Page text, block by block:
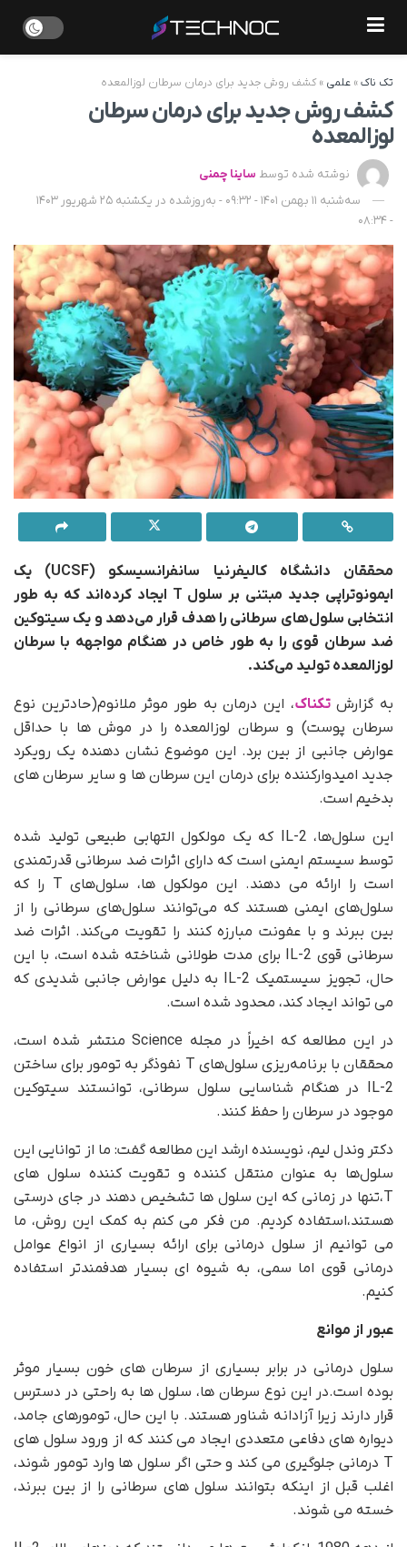
تک ناک» علمی »کشف روش جدید برای درمان سرطان لوزالمعده
کشف روش جدید برای درمان سرطان
لوزالمعده
نوشته شده توسط ساینا چمنی
سه‌شنبه 11 بهمن 1401 - 09:32 - به‌روزشده در یکشنبه 25 شهریور 1403
- 08:34
محققان دانشگاه کالیفرنیا سانفرانسیسکو (UCSF) یک
ایمونوتراپی جدید مبتنی بر سلول T ایجاد کرده‌اند که به طور
انتخابی سلول‌های سرطانی را هدف قرار می‌دهد و یک سیتوکین
ضد سرطان قوی را به طور خاص در هنگام مواجهه با سرطان
لوزالمعده تولید می‌کند.
به گزارشتکناک، این درمان به طور موثر ملانوم(حادترین نوع
سرطان پوست) و سرطان لوزالمعده را در موش ها با حداقل
عوارض جانبی از بین برد. این موضوع نشان دهنده یک رویکرد
جدید امیدوارکننده برای درمان این سرطان ها و سایر سرطان های
بدخیم است.
این سلول‌ها، IL-2 که یک مولکول التهابی طبیعی تولید شده
توسط سیستم ایمنی است که دارای اثرات ضد سرطانی قدرتمندی
است را ارائه می دهند. این مولکول ها، سلول‌های T را که
سلول‌های ایمنی هستند که می‌توانند سلول‌های سرطانی را از
بین ببرند و با عفونت مبارزه کنند را تقویت می‌کند. اثرات ضد
سرطانی قوی IL-2 برای مدت طولانی شناخته شده است، با این
حال، تجویز سیستمیک IL-2 به دلیل عوارض جانبی شدیدی که
می تواند ایجاد کند، محدود شده است.
در این مطالعه که اخیراً در مجله Science منتشر شده است،
محققان با برنامه‌ریزی سلول‌های T نفوذگر به تومور برای ساختن
IL-2 در هنگام شناسایی سلول سرطانی، توانستند سیتوکین
موجود در سرطان را حفظ کنند.
دکتر وندل لیم، نویسنده ارشد این مطالعه گفت: ما از توانایی این
سلول‌ها به عنوان منتقل کننده و تقویت کننده سلول های
T،تنها در زمانی که این سلول ها تشخیص دهند در جای درستی
هستند،استفاده کردیم. من فکر می کنم به کمک این روش، ما
می توانیم از سلول درمانی برای ارائه بسیاری از انواع عوامل
درمانی قوی اما سمی، به شیوه ای بسیار هدفمندتر استفاده
کنیم.
عبور از موانع
سلول درمانی در برابر بسیاری از سرطان های خون بسیار موثر
بوده است.در این نوع سرطان ها، سلول ها به راحتی در دسترس
قرار دارند زیرا آزادانه شناور هستند. با این حال، تومورهای جامد،
دیواره های دفاعی متعددی ایجاد می کنند که از ورود سلول های
T درمانی جلوگیری می کند و حتی اگر سلول ها وارد تومور شوند،
اغلب قبل از اینکه بتوانند سلول های سرطانی را از بین ببرند،
خسته می شوند.